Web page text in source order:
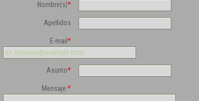
Nombre(s)*
Apellidos
E-mail *
Asunto*
Mensaje:*